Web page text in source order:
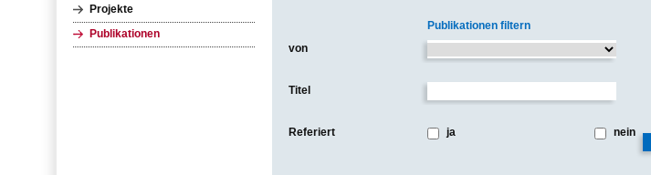
Projekte
Publikationen
Publikationen filtern
von
Titel
Referiert ja nein